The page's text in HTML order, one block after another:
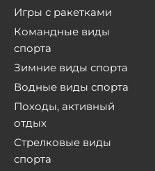
Игры с ракетками
Командные виды
спорта
Зимние виды спорта
Водные виды спорта
Походы, активный
отдых
Стрелковые виды
спорта